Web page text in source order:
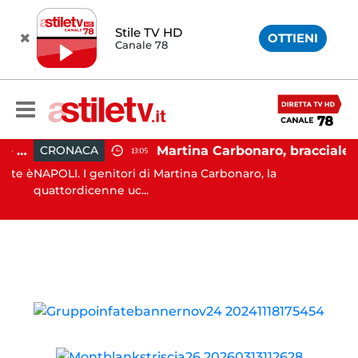
Stile TV HD
Canale 78 OTTIENI
Salerno, cadavere nel cortile di un palazzo: indaga la Polizia
è
CRONACA 13:05 Martina Carbonaro, braccialetto elettronico per i genitori della 14enne uccisa dall'ex
NAPOLI. I genitori di Martina Carbonaro, la
quattordicenne uc...